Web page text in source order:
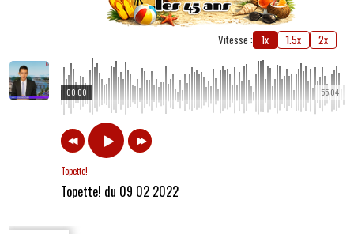
Vitesse : 1x 1.5x 2x
55:04
00:00
Topette!
Topette! du 09 02 2022